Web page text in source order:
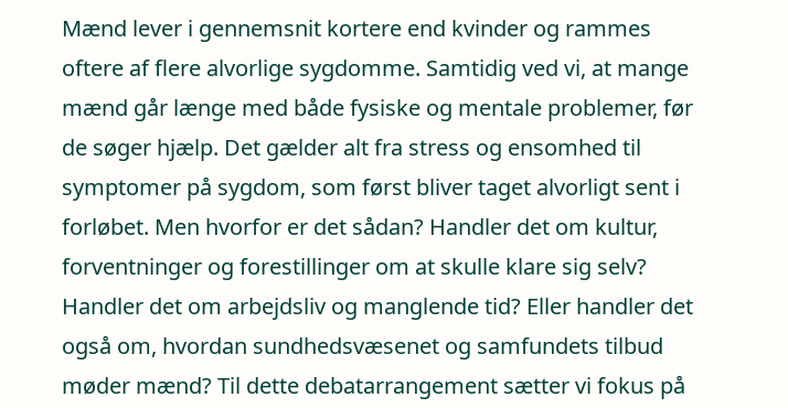
Mænd lever i gennemsnit kortere end kvinder og rammes
oftere af flere alvorlige sygdomme. Samtidig ved vi, at mange
mænd går længe med både fysiske og mentale problemer, før
de søger hjælp. Det gælder alt fra stress og ensomhed til
symptomer på sygdom, som først bliver taget alvorligt sent i
forløbet. Men hvorfor er det sådan? Handler det om kultur,
forventninger og forestillinger om at skulle klare sig selv?
Handler det om arbejdsliv og manglende tid? Eller handler det
også om, hvordan sundhedsvæsenet og samfundets tilbud
møder mænd? Til dette debatarrangement sætter vi fokus på